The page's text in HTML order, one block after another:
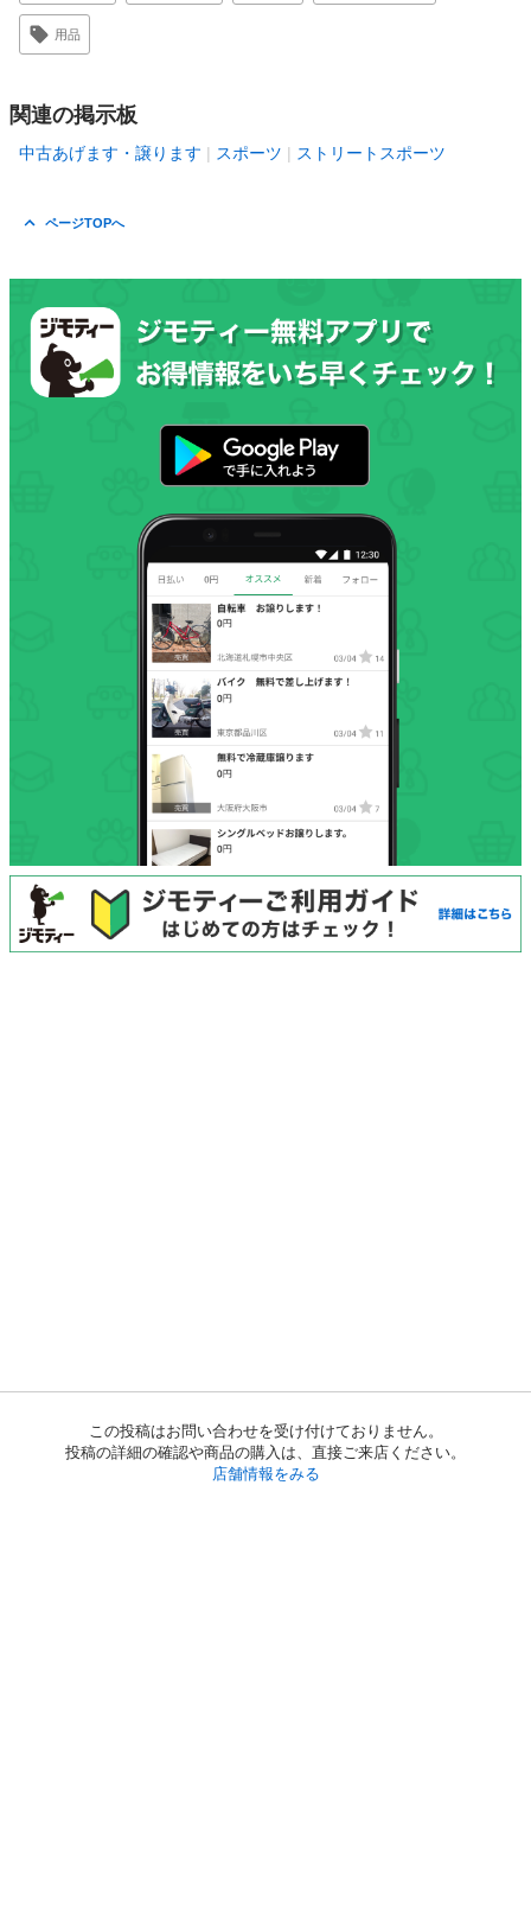
この投稿はお問い合わせを受け付けておりません。
投稿の詳細の確認や商品の購入は、直接ご来店ください。
店舗情報をみる
用品
関連の掲示板
中古あげます・譲ります スポーツ ストリートスポーツ
ページTOPへ